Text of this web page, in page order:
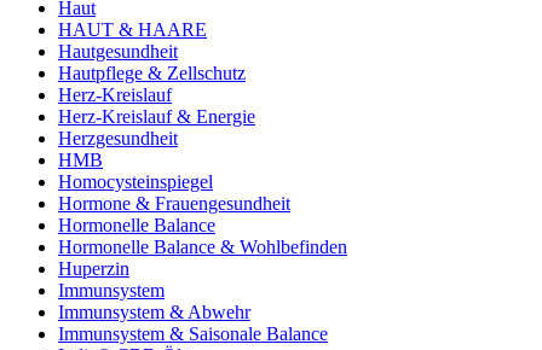
Haut
HAUT & HAARE
Hautgesundheit
Hautpflege & Zellschutz
Herz-Kreislauf
Herz-Kreislauf & Energie
Herzgesundheit
HMB
Homocysteinspiegel
Hormone & Frauengesundheit
Hormonelle Balance
Hormonelle Balance & Wohlbefinden
Huperzin
Immunsystem
Immunsystem & Abwehr
Immunsystem & Saisonale Balance